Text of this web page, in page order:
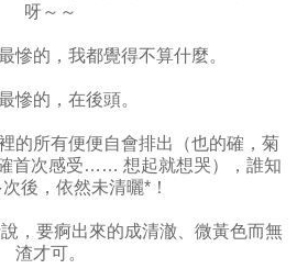
呀～～
慘的，我都覺得不算什麼。
慘的，在後頭。
的所有便便自會排出（也的確，菊
首次感受…… 想起就想哭），誰知
後，依然未清曬*！
，要痾出來的成清澈、微黃色而無
渣才可。